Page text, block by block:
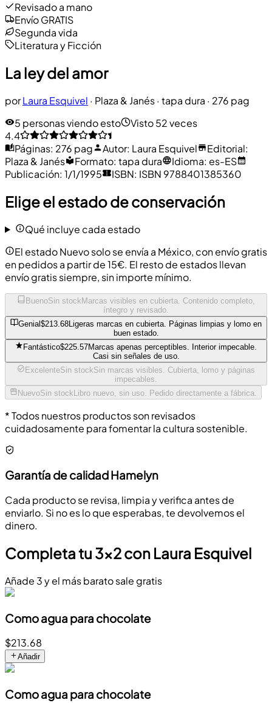
Revisado a mano
Envío GRATIS
Segunda vida
Literatura y Ficción
La ley del amor
porLaura Esquivel · Plaza & Janés· tapa dura · 276 pag
5 personas viendo esto
Visto 52 veces
4.4
Páginas: 276 pag Autor: Laura Esquivel Editorial:
Plaza & Janés
Formato: tapa dura Idioma: es-ES
Publicación: 1/1/1995 ISBN: ISBN 9788401385360
Elige el estado de conservación
Qué incluye cada estado
El estado Nuevo solo se envía a México, con envío gratis
en pedidos a partir de 15€. El resto de estados llevan
envío gratis siempre, sin importe mínimo.
BuenoSin stockMarcas visibles en cubierta. Contenido completo,
íntegro y revisado.
Genial$213.68Ligeras marcas en cubierta. Páginas limpias y lomo en
buen estado.
Fantástico$225.57Marcas apenas perceptibles. Interior impecable.
Casi sin señales de uso.
ExcelenteSin stockSin marcas visibles. Cubierta, lomo y páginas
impecables.
NuevoSin stockLibro nuevo, sin uso. Pedido directamente a fábrica.
* Todos nuestros productos son revisados
cuidadosamente para fomentar la cultura sostenible.
Garantía de calidad Hamelyn
Cada producto se revisa, limpia y verifica antes de
enviarlo. Si no es lo que esperabas, te devolvemos el
dinero.
Completa tu 3x2 con Laura Esquivel
Añade 3 y el más barato sale gratis
Como agua para chocolate
$213.68
Añadir
Como agua para chocolate